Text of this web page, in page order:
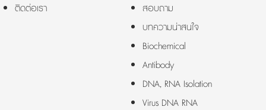
ติดต่อเรา
สอบถาม
บทความน่าสนใจ
Biochemical
Antibody
DNA, RNA Isolation
Virus DNA RNA